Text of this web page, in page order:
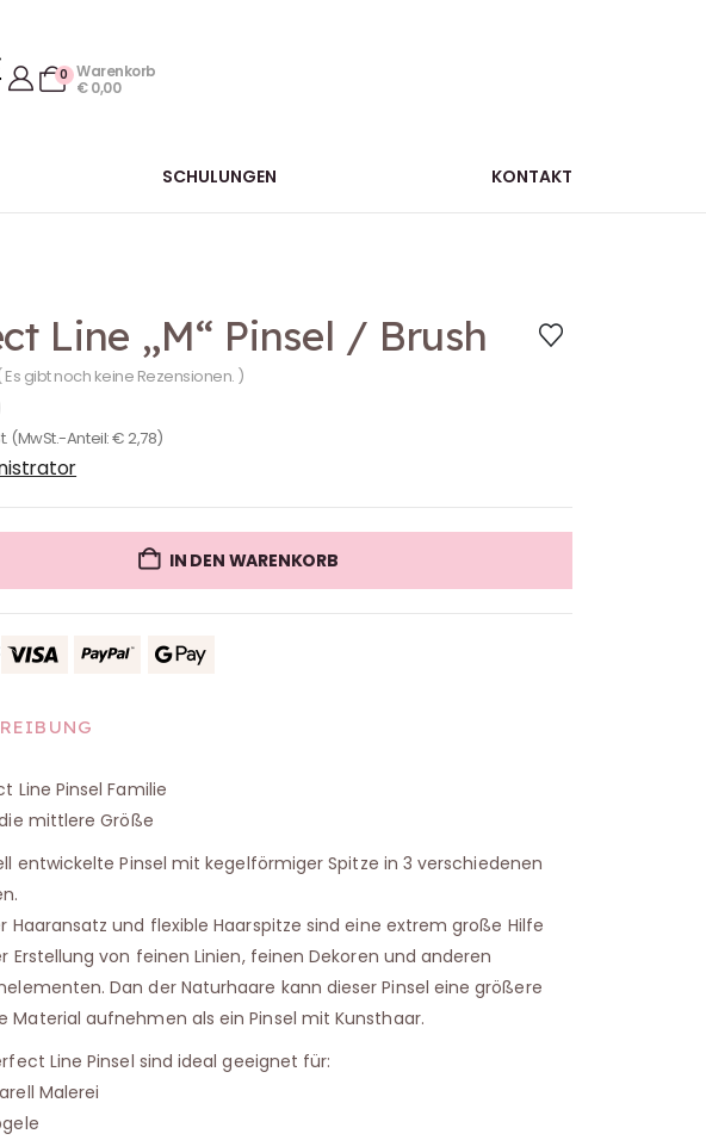
0 Warenkorb
€0,00
SCHULUNGEN KONTAKT
Line „M“ Pinsel / Brush
Es gibt noch keine Rezensionen. )
(MwSt.-Anteil:€2,78)
IN DEN WARENKORB
Line Pinsel Familie
die mittlere Größe
entwickelte Pinsel mit kegelförmiger Spitze in 3 verschiedenen
Haaransatz und flexible Haarspitze sind eine extrem große Hilfe
Erstellung von feinen Linien, feinen Dekoren und anderen
Dan der Naturhaare kann dieser Pinsel eine größere
Material aufnehmen als ein Pinsel mit Kunsthaar.
Line Pinsel sind ideal geeignet für:
Malerei